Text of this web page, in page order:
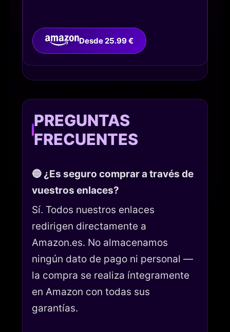
Desde 25.99 €
PREGUNTAS
FRECUENTES
🔵 ¿Es seguro comprar a través de
vuestros enlaces?
Sí. Todos nuestros enlaces
redirigen directamente a
Amazon.es. No almacenamos
ningún dato de pago ni personal —
la compra se realiza íntegramente
en Amazon con todas sus
garantías.